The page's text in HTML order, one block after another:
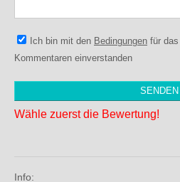
Ich bin mit den Bedingungen für
Kommentaren einverstanden
Wähle zuerst die Bewertung!
Info: